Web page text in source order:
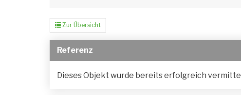
Zur Übersicht
Referenz
Dieses Objekt wurde bereits erfolgreich